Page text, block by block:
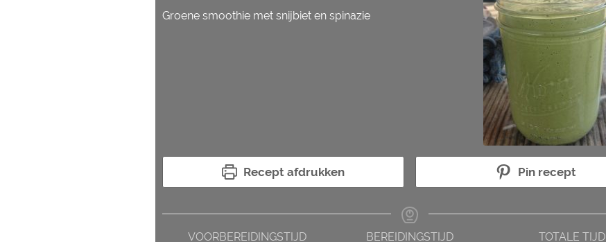
Groene smoothie met snijbiet en spinazie
Recept afdrukken Pin recept
VOORBEREIDINGSTIJD BEREIDINGSTIJD TOTALE TIJD